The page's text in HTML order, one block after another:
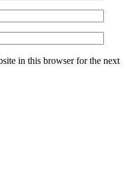
in this browser for the next